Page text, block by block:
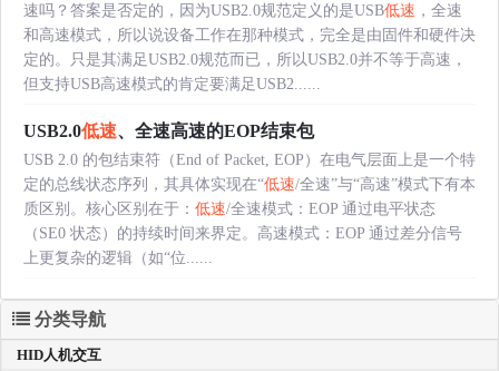
速吗？答案是否定的，因为USB2.0规范定义的是USB低速 ，全速
和高速模式，所以说设备工作在那种模式，完全是由固件和硬件决
定的。只是其满足USB2.0规范而已，所以USB2.0并不等于高速，
但支持USB高速模式的肯定要满足USB2......
USB2.0低速、全速高速的EOP结束包
USB 2.0 的包结束符（End of Packet, EOP）在电气层面上是一个特
定的总线状态序列，其具体实现在“低速/全速”与“高速”模式下有本
质区别。核心区别在于： 低速/全速模式：EOP 通过电平状态
（SE0 状态）的持续时间来界定。高速模式：EOP 通过差分信号
上更复杂的逻辑（如“位......
分类导航
HID人机交互